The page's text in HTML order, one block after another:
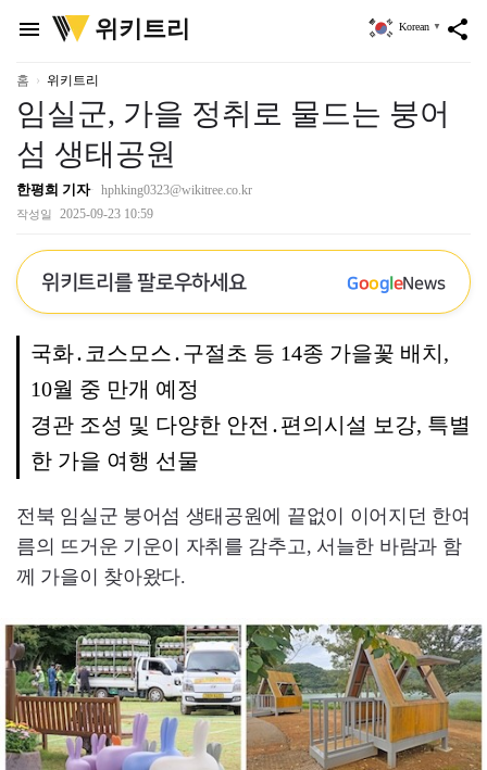
menu
위
키
리
위키트리 share
Korean ▼
홈 위키트리
임실군, 가을 정취로 물드는 붕어
섬 생태공원
한평희 기자 hphking0323@wikitree.co.kr
작성일 2025-09-23 10:59
위키트리를 팔로우하세요 GoogleNews
국화․코스모스․구절초 등 14종 가을꽃 배치,
10월 중 만개 예정
경관 조성 및 다양한 안전․편의시설 보강, 특별
한 가을 여행 선물
전북 임실군 붕어섬 생태공원에 끝없이 이어지던 한여
름의 뜨거운 기운이 자취를 감추고, 서늘한 바람과 함
께 가을이 찾아왔다.